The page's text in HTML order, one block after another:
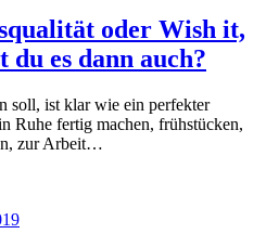
oder Wish it,
es dann auch?
soll, ist klar wie ein perfekter
Ruhe fertig machen, frühstücken,
zur Arbeit…